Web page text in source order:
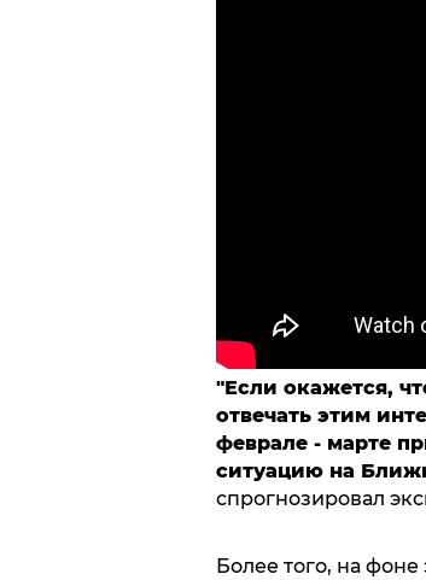
"Если окажется,
отвечать этим
феврале - марте
ситуацию на
спрогнозировал
Более того, на